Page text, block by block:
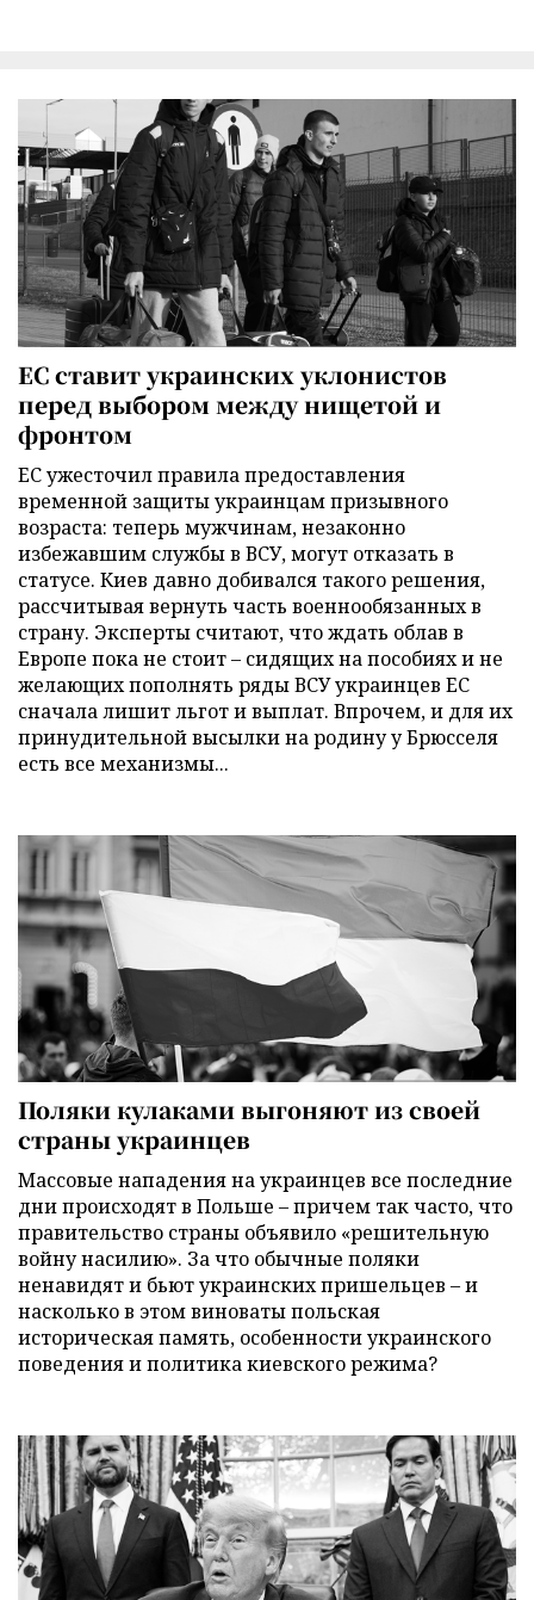
ЕС ставит украинских уклонистов
перед выбором между нищетой и
фронтом
ЕС ужесточил правила предоставления
временной защиты украинцам призывного
возраста: теперь мужчинам, незаконно
избежавшим службы в ВСУ, могут отказать в
статусе. Киев давно добивался такого решения,
рассчитывая вернуть часть военнообязанных в
страну. Эксперты считают, что ждать облав в
Европе пока не стоит – сидящих на пособиях и не
желающих пополнять ряды ВСУ украинцев ЕС
сначала лишит льгот и выплат. Впрочем, и для их
принудительной высылки на родину у Брюсселя
есть все механизмы...
Поляки кулаками выгоняют из своей
страны украинцев
Массовые нападения на украинцев все последние
дни происходят в Польше – причем так часто, что
правительство страны объявило «решительную
войну насилию». За что обычные поляки
ненавидят и бьют украинских пришельцев – и
насколько в этом виноваты польская
историческая память, особенности украинского
поведения и политика киевского режима?